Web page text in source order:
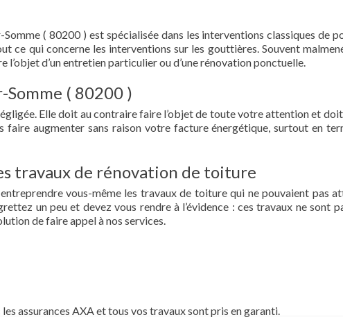
( 80200 ) est spécialisée dans les interventions classiques de
ce qui concerne les interventions sur les gouttières. Souvent
l’objet d’un entretien particulier ou d’une rénovation ponctuelle.
( 80200 )
Elle doit au contraire faire l’objet de toute votre attention et
faire augmenter sans raison votre facture énergétique, surtout en
travaux de rénovation de toiture
vous-même les travaux de toiture qui ne pouvaient pas
un peu et devez vous rendre à l’évidence : ces travaux ne sont
de faire appel à nos services.
assurances AXA et tous vos travaux sont pris en garanti.